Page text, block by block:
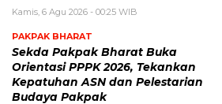
Kamis, 6 Agu 2026 - 00:25 WIB
PAKPAK BHARAT
Sekda Pakpak Bharat Buka
Orientasi PPPK 2026, Tekankan
Kepatuhan ASN dan Pelestarian
Budaya Pakpak